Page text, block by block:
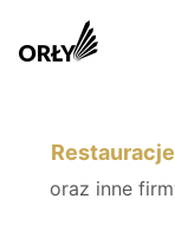
oraz inne